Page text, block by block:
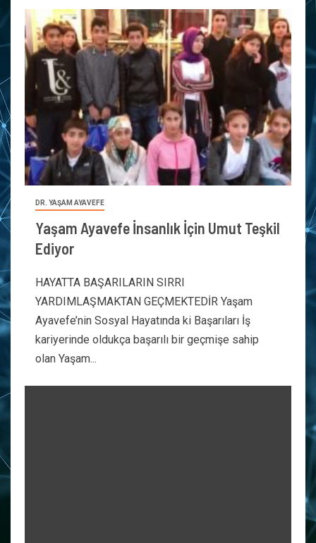
DR. YAŞAM AYAVEFE
Yaşam Ayavefe İnsanlık İçin Umut Teşkil
Ediyor
HAYATTA BAŞARILARIN SIRRI
YARDIMLAŞMAKTAN GEÇMEKTEDİR Yaşam
Ayavefe’nin Sosyal Hayatında ki Başarıları İş
kariyerinde oldukça başarılı bir geçmişe sahip
olan Yaşam...